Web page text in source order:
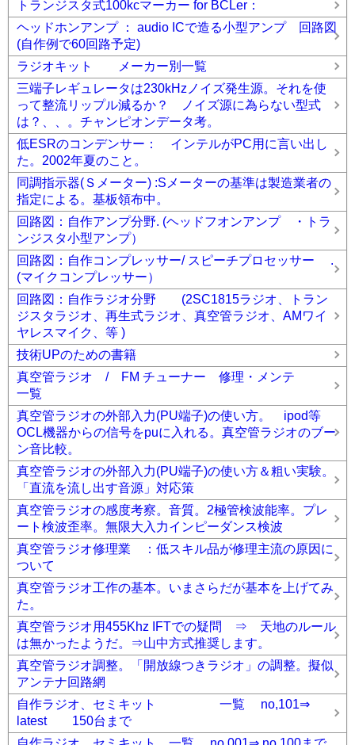
トランジスタ式100kcマーカー for BCLer：
ヘッドホンアンプ ： audio ICで造る小型アンプ 回路図
(自作例で60回路予定)
ラジオキット メーカー別一覧
三端子レギュレータは230kHzノイズ発生源。それを使
って整流リップル減るか？ ノイズ源に為らない型式
は？、、。チャンピオンデータ考。
低ESRのコンデンサー： インテルがPC用に言い出し
た。2002年夏のこと。
同調指示器(Ｓメーター) :Sメーターの基準は製造業者の
指定による。基板領布中。
回路図：自作アンプ分野. (ヘッドフオンアンプ ・トラ
ンジスタ小型アンプ）
回路図：自作コンプレッサー/ スピーチプロセッサー .
(マイクコンプレッサー）
回路図：自作ラジオ分野 (2SC1815ラジオ、トラン
ジスタラジオ、再生式ラジオ、真空管ラジオ、AMワイ
ヤレスマイク、等 )
技術UPのための書籍
真空管ラジオ / FM チューナー 修理・メンテ
一覧
真空管ラジオの外部入力(PU端子)の使い方。 ipod等
OCL機器からの信号をpuに入れる。真空管ラジオのブー
ン音比較。
真空管ラジオの外部入力(PU端子)の使い方＆粗い実験。
「直流を流し出す音源」対応策
真空管ラジオの感度考察。音質。2極管検波能率。プレ
ート検波歪率。無限大入力インピーダンス検波
真空管ラジオ修理業 ：低スキル品が修理主流の原因に
ついて
真空管ラジオ工作の基本。いまさらだが基本を上げてみ
た。
真空管ラジオ用455Khz IFTでの疑問 ⇒ 天地のルール
は無かったようだ。⇒山中方式推奨します。
真空管ラジオ調整。「開放線つきラジオ」の調整。擬似
アンテナ回路網
自作ラジオ、セミキット 一覧 no,101⇒
latest 150台まで